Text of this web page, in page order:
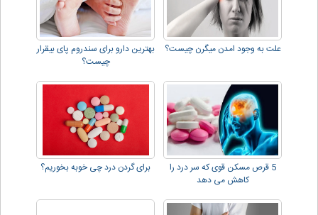
علت به وجود امدن میگرن چیست؟
بهترین دارو برای سندروم پای بیقرار
چیست؟
5 قرص مسکن قوی که سر درد را
کاهش می دهد
برای گردن درد چی خوبه بخوریم؟